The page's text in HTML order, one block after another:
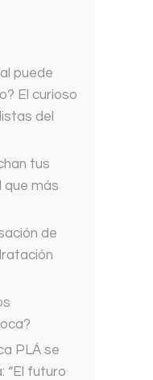
puede
El curioso
del
tus
que más
de
PLÁ se
“El futuro